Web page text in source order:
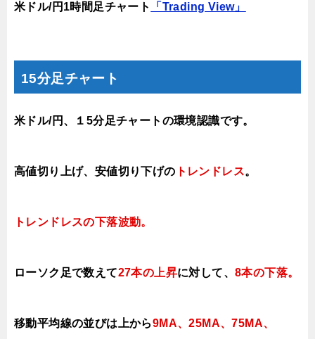
米ドル/円1時間足チャート 「Trading View」
15分足チャート
米ドル/円、１5分足チャートの環境認識です。
高値切り上げ、 安値切り下げの ト レンドレス。
トレンドレスの下落波動。
ローソク足で数えて27本の上昇に対して、8本の下落。
移動平均線の並びは上から9MA、25MA、75MA、